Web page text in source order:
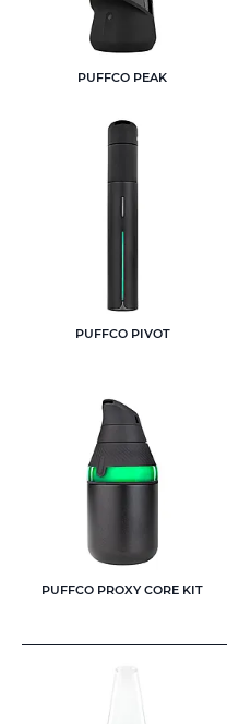
PUFFCO PEAK
PUFFCO PIVOT
PUFFCO PROXY CORE KIT